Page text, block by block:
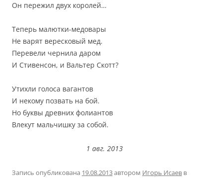
Он пережил двух королей…
Теперь малютки-медовары
Не варят вересковый мед.
Перевели чернила даром
И Стивенсон, и Вальтер Скотт?
Утихли голоса вагантов
И некому позвать на бой.
Но буквы древних фолиантов
Влекут мальчишку за собой.
1 авг. 2013
Запись опубликована 19.08.2013автором Игорь Исаев в